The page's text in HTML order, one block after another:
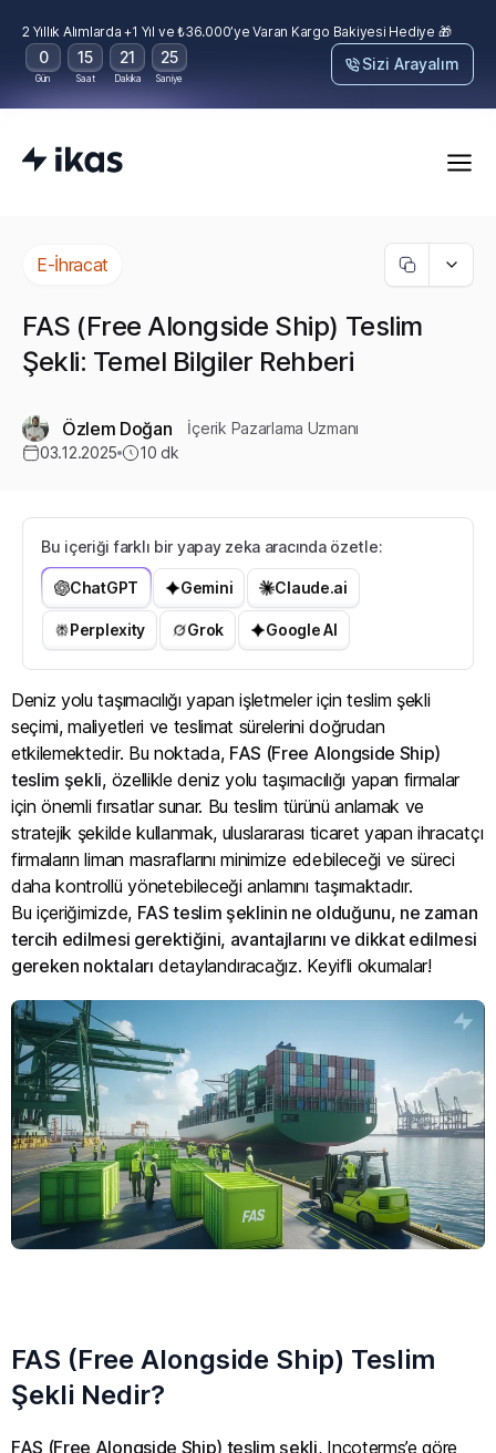
2 Yıllık Alımlarda +1 Yıl ve ₺36.000’ye Varan Kargo Bakiyesi Hediye 🎁
0
Gün
15
Saat
21
Dakika
23
Saniye
Sizi Arayalım
E-İhracat
FAS (Free Alongside Ship) Teslim
Şekli: Temel Bilgiler Rehberi
Özlem Doğan
İçerik Pazarlama Uzmanı
03.12.2025
10 dk
Bu içeriği farklı bir yapay zeka aracında özetle:
ChatGPT Gemini Claude.ai
Perplexity Grok Google AI
Deniz yolu taşımacılığı yapan işletmeler için teslim şekli
seçimi, maliyetleri ve teslimat sürelerini doğrudan
etkilemektedir. Bu noktada, FAS (Free Alongside Ship)
teslim şekli, özellikle deniz yolu taşımacılığı yapan firmalar
için önemli fırsatlar sunar. Bu teslim türünü anlamak ve
stratejik şekilde kullanmak, uluslararası ticaret yapan ihracatçı
firmaların liman masraflarını minimize edebileceği ve süreci
daha kontrollü yönetebileceği anlamını taşımaktadır.
Bu içeriğimizde, FAS teslim şeklinin ne olduğunu, ne zaman
tercih edilmesi gerektiğini, avantajlarını ve dikkat edilmesi
gereken noktaları detaylandıracağız. Keyifli okumalar!
FAS (Free Alongside Ship) Teslim
Şekli Nedir?
FAS (Free Alongside Ship) teslim şekli, Incoterms’e göre